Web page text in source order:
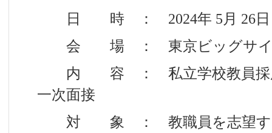
日 時 ： 2024年 5月 26日
会 場 ： 東京ビッグサイト
内 容 ： 私立学校教員採用
一次面接
対 象 ： 教職員を志望する